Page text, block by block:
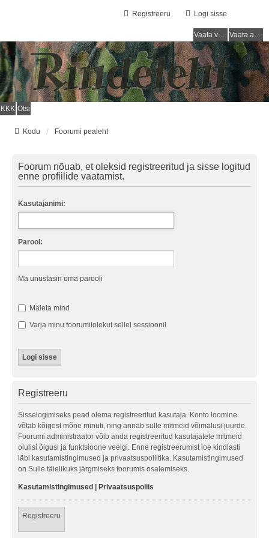
Logi sisse
Registreeru
Vaata vastamata teemasi Vaata aktiivseid teemasid
KKK Otsi
Kodu Foorumi pealeht
Foorum nõuab, et oleksid registreeritud ja sisse logitud
enne profiilide vaatamist.
Kasutajanimi:
Parool:
Ma unustasin oma parooli
Mäleta mind
Varja minu foorumilolekut sellel sessioonil
Registreeru
Sisselogimiseks pead olema registreeritud kasutaja. Konto loomine
võtab kõigest mõne minuti, ning annab sulle mitmeid võimalusi juurde.
Foorumi administraator võib anda registreeritud kasutajatele mitmeid
olulisi õigusi ja funktsioone veelgi. Enne registreerumist loe kindlasti
läbi kasutamistingimused ja privaatsuspoliitika. Kasutamistingimused
on Sulle täielikuks järgmiseks foorumis osalemiseks.
Kasutamistingimused Privaatsuspoliis
Registreeru